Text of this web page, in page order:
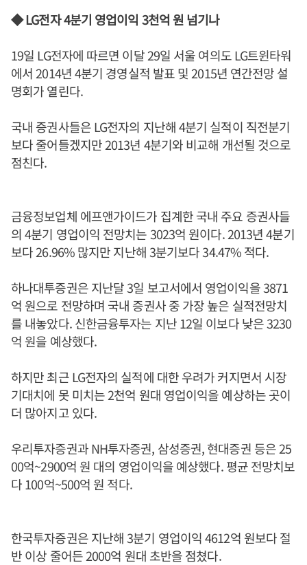
◆ LG전자 4분기 영업이익 3천억 원 넘기나
19일 LG전자에 따르면 이달 29일 서울 여의도 LG트윈타워
에서 2014년 4분기 경영실적 발표 및 2015년 연간전망 설
명회가 열린다.
국내 증권사들은 LG전자의 지난해 4분기 실적이 직전분기
보다 줄어들겠지만 2013년 4분기와 비교해 개선될 것으로
점친다.
금융정보업체 에프앤가이드가 집계한 국내 주요 증권사들
의 4분기 영업이익 전망치는 3023억 원이다. 2013년 4분기
보다 26.96% 많지만 지난해 3분기보다 34.47% 적다.
하나대투증권은 지난달 3일 보고서에서 영업이익을 3871
억 원으로 전망하며 국내 증권사 중 가장 높은 실적전망치
를 내놓았다. 신한금융투자는 지난 12일 이보다 낮은 3230
억 원을 예상했다.
하지만 최근 LG전자의 실적에 대한 우려가 커지면서 시장
기대치에 못 미치는 2천억 원대 영업이익을 예상하는 곳이
더 많아지고 있다.
우리투자증권과 NH투자증권, 삼성증권, 현대증권 등은 25
00억~2900억 원 대의 영업이익을 예상했다. 평균 전망치보
다 100억~500억 원 적다.
한국투자증권은 지난해 3분기 영업이익 4612억 원보다 절
반 이상 줄어든 2000억 원대 초반을 점쳤다.